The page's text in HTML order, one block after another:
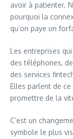
avoir à patienter.
pourquoi la
qu’on paye un
Les entreprises
des téléphones,
des services
Elles parlent de
promettre de la
C’est un
symbole le plus